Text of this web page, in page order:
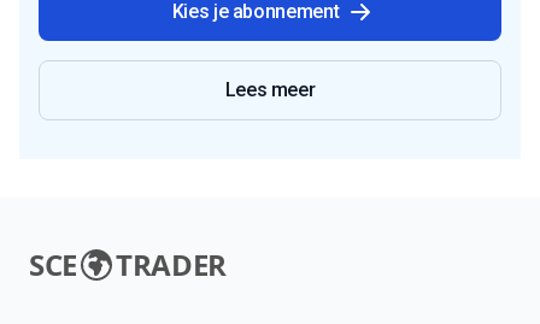
Kies je abonnement
Lees meer
SCE TRADER